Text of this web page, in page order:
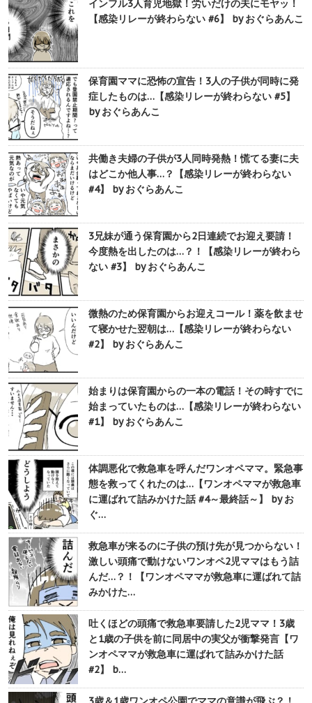
インフル3人育児地獄！労いだけの夫にモヤッ！
【感染リレーが終わらない #6】 by おぐらあんこ
保育園ママに恐怖の宣告！3人の子供が同時に発
症したものは…【感染リレーが終わらない #5】
by おぐらあんこ
共働き夫婦の子供が3人同時発熱！慌てる妻に夫
はどこか他人事…？【感染リレーが終わらない
#4】 by おぐらあんこ
3兄妹が通う保育園から2日連続でお迎え要請！
今度熱を出したのは…？！【感染リレーが終わら
ない #3】 by おぐらあんこ
微熱のため保育園からお迎えコール！薬を飲ませ
て寝かせた翌朝は…【感染リレーが終わらない
#2】 by おぐらあんこ
始まりは保育園からの一本の電話！その時すでに
始まっていたものは…【感染リレーが終わらない
#1】 by おぐらあんこ
体調悪化で救急車を呼んだワンオペママ。緊急事
態を救ってくれたのは…【ワンオペママが救急車
に運ばれて詰みかけた話 #4～最終話～】 by お
ぐ…
救急車が来るのに子供の預け先が見つからない！
激しい頭痛で動けないワンオペ2児ママはもう詰
んだ…？！【ワンオペママが救急車に運ばれて詰
みかけた…
吐くほどの頭痛で救急車要請した2児ママ！3歳
と1歳の子供を前に同居中の実父が衝撃発言【ワ
ンオペママが救急車に運ばれて詰みかけた話
#2】 b…